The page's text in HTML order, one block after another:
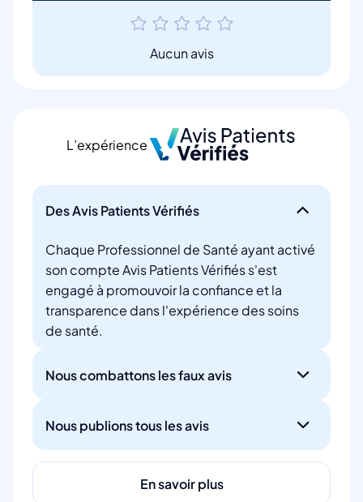
Aucun avis
L’expérience
Des Avis Patients Vérifiés
Chaque Professionnel de Santé ayant activé
son compte Avis Patients Vérifiés s'est
engagé à promouvoir la confiance et la
transparence dans l'expérience des soins
de santé.
Nous combattons les faux avis
Nous publions tous les avis
En savoir plus